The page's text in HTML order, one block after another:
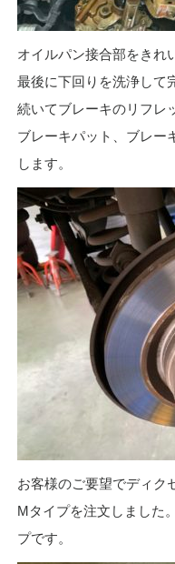
オイルパン接合部をきれ
最後に下回りを洗浄して
続いてブレーキのリフレ
ブレーキパット、ブレー
します。
お客様のご要望でディ
Mタイプを注文しました
プです。